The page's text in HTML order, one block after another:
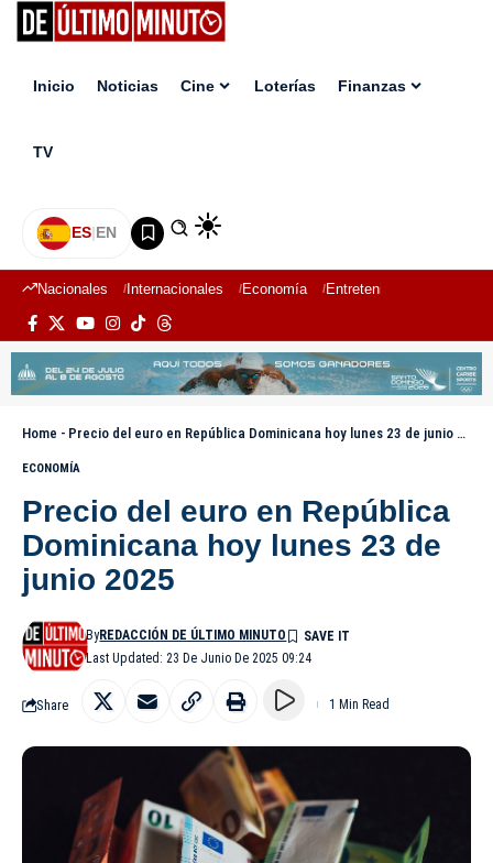
Inicio Noticias Cine Loterías Finanzas
TV
ES|EN
Nacionales Internacionales Economía Entretenimiento
Home - Precio del euro en República Dominicana hoy lunes 23 de junio 2025
ECONOMÍA
Precio del euro en República
Dominicana hoy lunes 23 de
junio 2025
Last Updated: 23 De Junio De 2025 09:24
ByREDACCIÓN DE ÚLTIMO MINUTO
Share 1 Min Read